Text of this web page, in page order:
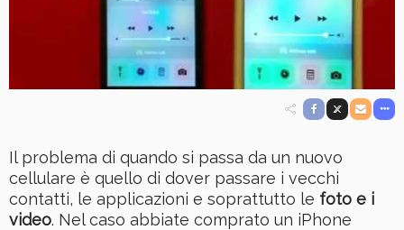
Il problema di quando si passa da un nuovo
cellulare è quello di dover passare i vecchi
contatti, le applicazioni e soprattutto le foto e i
video. Nel caso abbiate comprato un iPhone